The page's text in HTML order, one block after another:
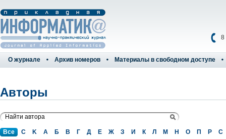
8
О журнале Архив номеров Материалы в свободном доступе
Авторы
Все C K А Б В Г Д Е Ж З И К Л М Н О П Р
С